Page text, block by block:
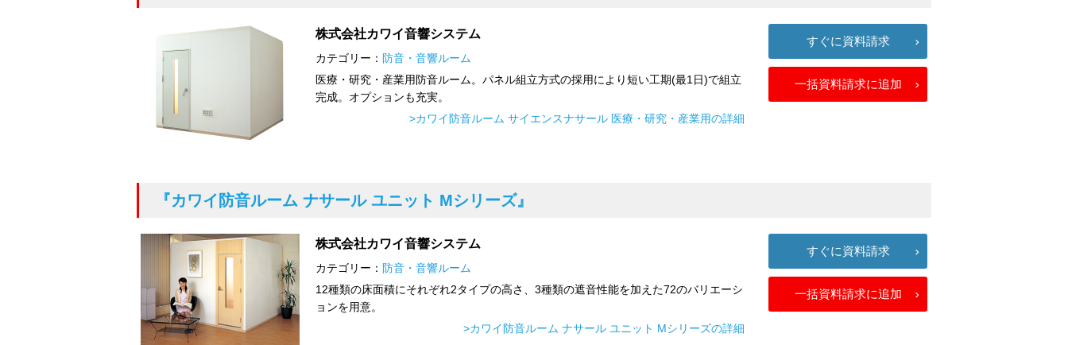
株式会社カワイ音響システム
カテゴリー： 防音・音響ルーム
医療・研究・産業用防音ルーム。パネル組立方式の採用により短い工期(最1日)で組立
完成。オプションも充実。
>カワイ防音ルーム サイエンスナサール 医療・研究・産業用の詳細
すぐに資料請求
一括資料請求に追加
『カワイ防音ルーム ナサール ユニット Mシリーズ』
株式会社カワイ音響システム
カテゴリー： 防音・音響ルーム
12種類の床面積にそれぞれ2タイプの高さ、3種類の遮音性能を加えた72のバリエーシ
ョンを用意。
>カワイ防音ルーム ナサール ユニット Mシリーズの詳細
すぐに資料請求
一括資料請求に追加